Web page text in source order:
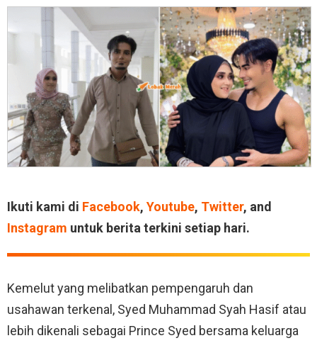
Ikuti kami di Facebook, Youtube, Twitter, and
Instagram untuk berita terkini setiap hari.
Kemelut yang melibatkan pempengaruh dan
usahawan terkenal, Syed Muhammad Syah Hasif atau
lebih dikenali sebagai Prince Syed bersama keluarga